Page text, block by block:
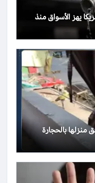
يهز الأسواق منذ
بالحجارة